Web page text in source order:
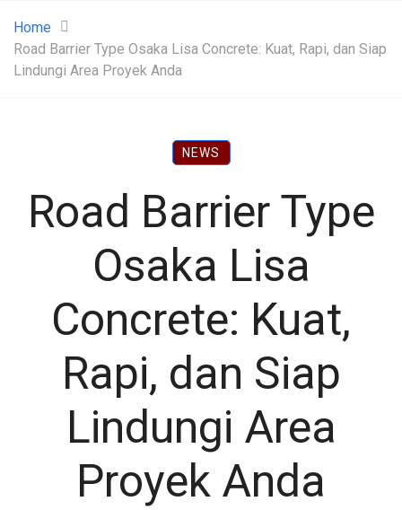
Home
Road Barrier Type Osaka Lisa Concrete: Kuat, Rapi, dan Siap
Lindungi Area Proyek Anda
NEWS
Road Barrier Type
Osaka Lisa
Concrete: Kuat,
Rapi, dan Siap
Lindungi Area
Proyek Anda